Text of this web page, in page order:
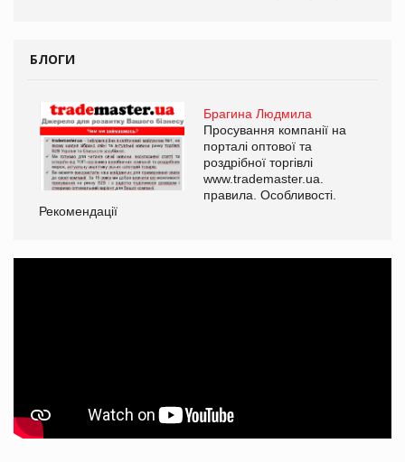
БЛОГИ
Брагина Людмила
Просування компанії на
порталі оптової та
роздрібної торгівлі
www.trademaster.ua.
правила. Особливості.
Рекомендації